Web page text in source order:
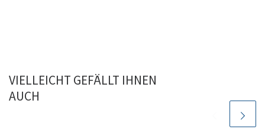
VIELLEICHT GEFÄLLT IHNEN
AUCH